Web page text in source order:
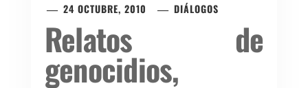
24 OCTUBRE, 2010
DIÁLOGOS
Relatos de
genocidios,